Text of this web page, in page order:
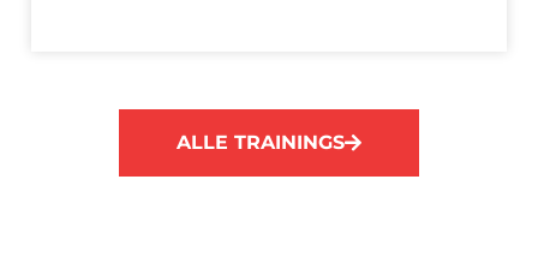
ALLE TRAININGS